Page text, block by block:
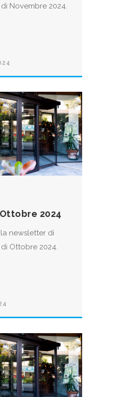
Novembre 2024.
2024
newsletter di
Ottobre 2024.